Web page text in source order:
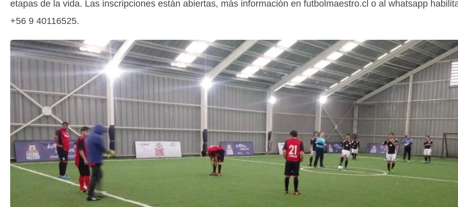
etapas de la vida. Las inscripciones están abiertas, más información en futbolmaestro.cl o al whatsapp
+56 9 40116525.